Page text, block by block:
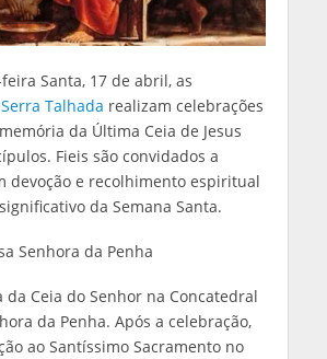
Santa, 17 de abril, as
Serra Talhada realizam celebrações
da Última Ceia de Jesus
Fieis são convidados a
devoção e recolhimento espiritual
da Semana Santa.
Senhora da Penha
da Ceia do Senhor na Concatedral
da Penha. Após a celebração,
ao Santíssimo Sacramento no